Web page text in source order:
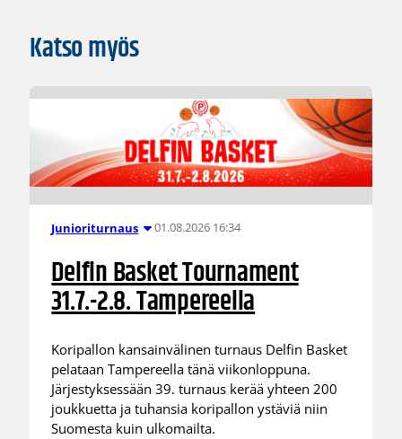
Katso myös
Junioriturnaus 01.08.2026 16:34
Delfin Basket Tournament
31.7.-2.8. Tampereella
Koripallon kansainvälinen turnaus Delfin Basket
pelataan Tampereella tänä viikonloppuna.
Järjestyksessään 39. turnaus kerää yhteen 200
joukkuetta ja tuhansia koripallon ystäviä niin
Suomesta kuin ulkomailta.